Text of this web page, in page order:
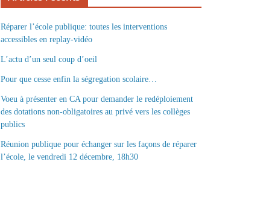
Réparer l’école publique: toutes les interventions
accessibles en replay-vidéo
L’actu d’un seul coup d’oeil
Pour que cesse enfin la ségregation scolaire…
Voeu à présenter en CA pour demander le redéploiement
des dotations non-obligatoires au privé vers les collèges
publics
Réunion publique pour échanger sur les façons de réparer
l’école, le vendredi 12 décembre, 18h30